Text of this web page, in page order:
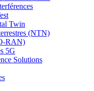
Twin
(NTN)
RAN)
5G
Solutions